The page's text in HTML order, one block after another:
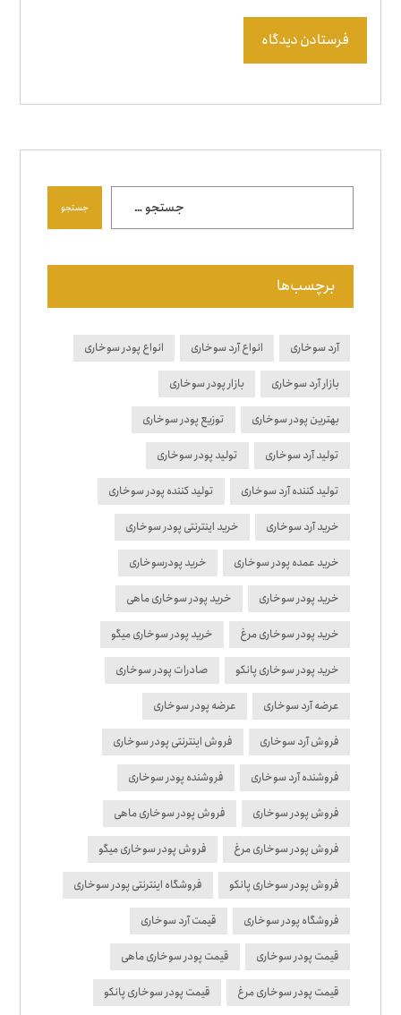
فرستادن دیدگاه
جستجو
برچسب‌ها
آرد سوخاری انواع آرد سوخاری انواع پودر سوخاری
بازار آرد سوخاری بازار پودر سوخاری
بهترین پودر سوخاری توزیع پودر سوخاری
تولید آرد سوخاری تولید پودر سوخاری
تولید کننده آرد سوخاری تولید کننده پودر سوخاری
خرید آرد سوخاری خرید اینترنتی پودر سوخاری
خرید عمده پودر سوخاری خرید پودرسوخاری
خرید پودر سوخاری خرید پودر سوخاری ماهی
خرید پودر سوخاری مرغ خرید پودر سوخاری میگو
خرید پودر سوخاری پانکو صادرات پودر سوخاری
عرضه آرد سوخاری عرضه پودر سوخاری
فروش آرد سوخاری فروش اینترنتی پودر سوخاری
فروشنده آرد سوخاری فروشنده پودر سوخاری
فروش پودر سوخاری فروش پودر سوخاری ماهی
فروش پودر سوخاری مرغ فروش پودر سوخاری میگو
فروش پودر سوخاری پانکو فروشگاه اینترنتی پودر سوخاری
فروشگاه پودر سوخاری قیمت آرد سوخاری
قیمت پودر سوخاری قیمت پودر سوخاری ماهی
قیمت پودر سوخاری مرغ قیمت پودر سوخاری پانکو